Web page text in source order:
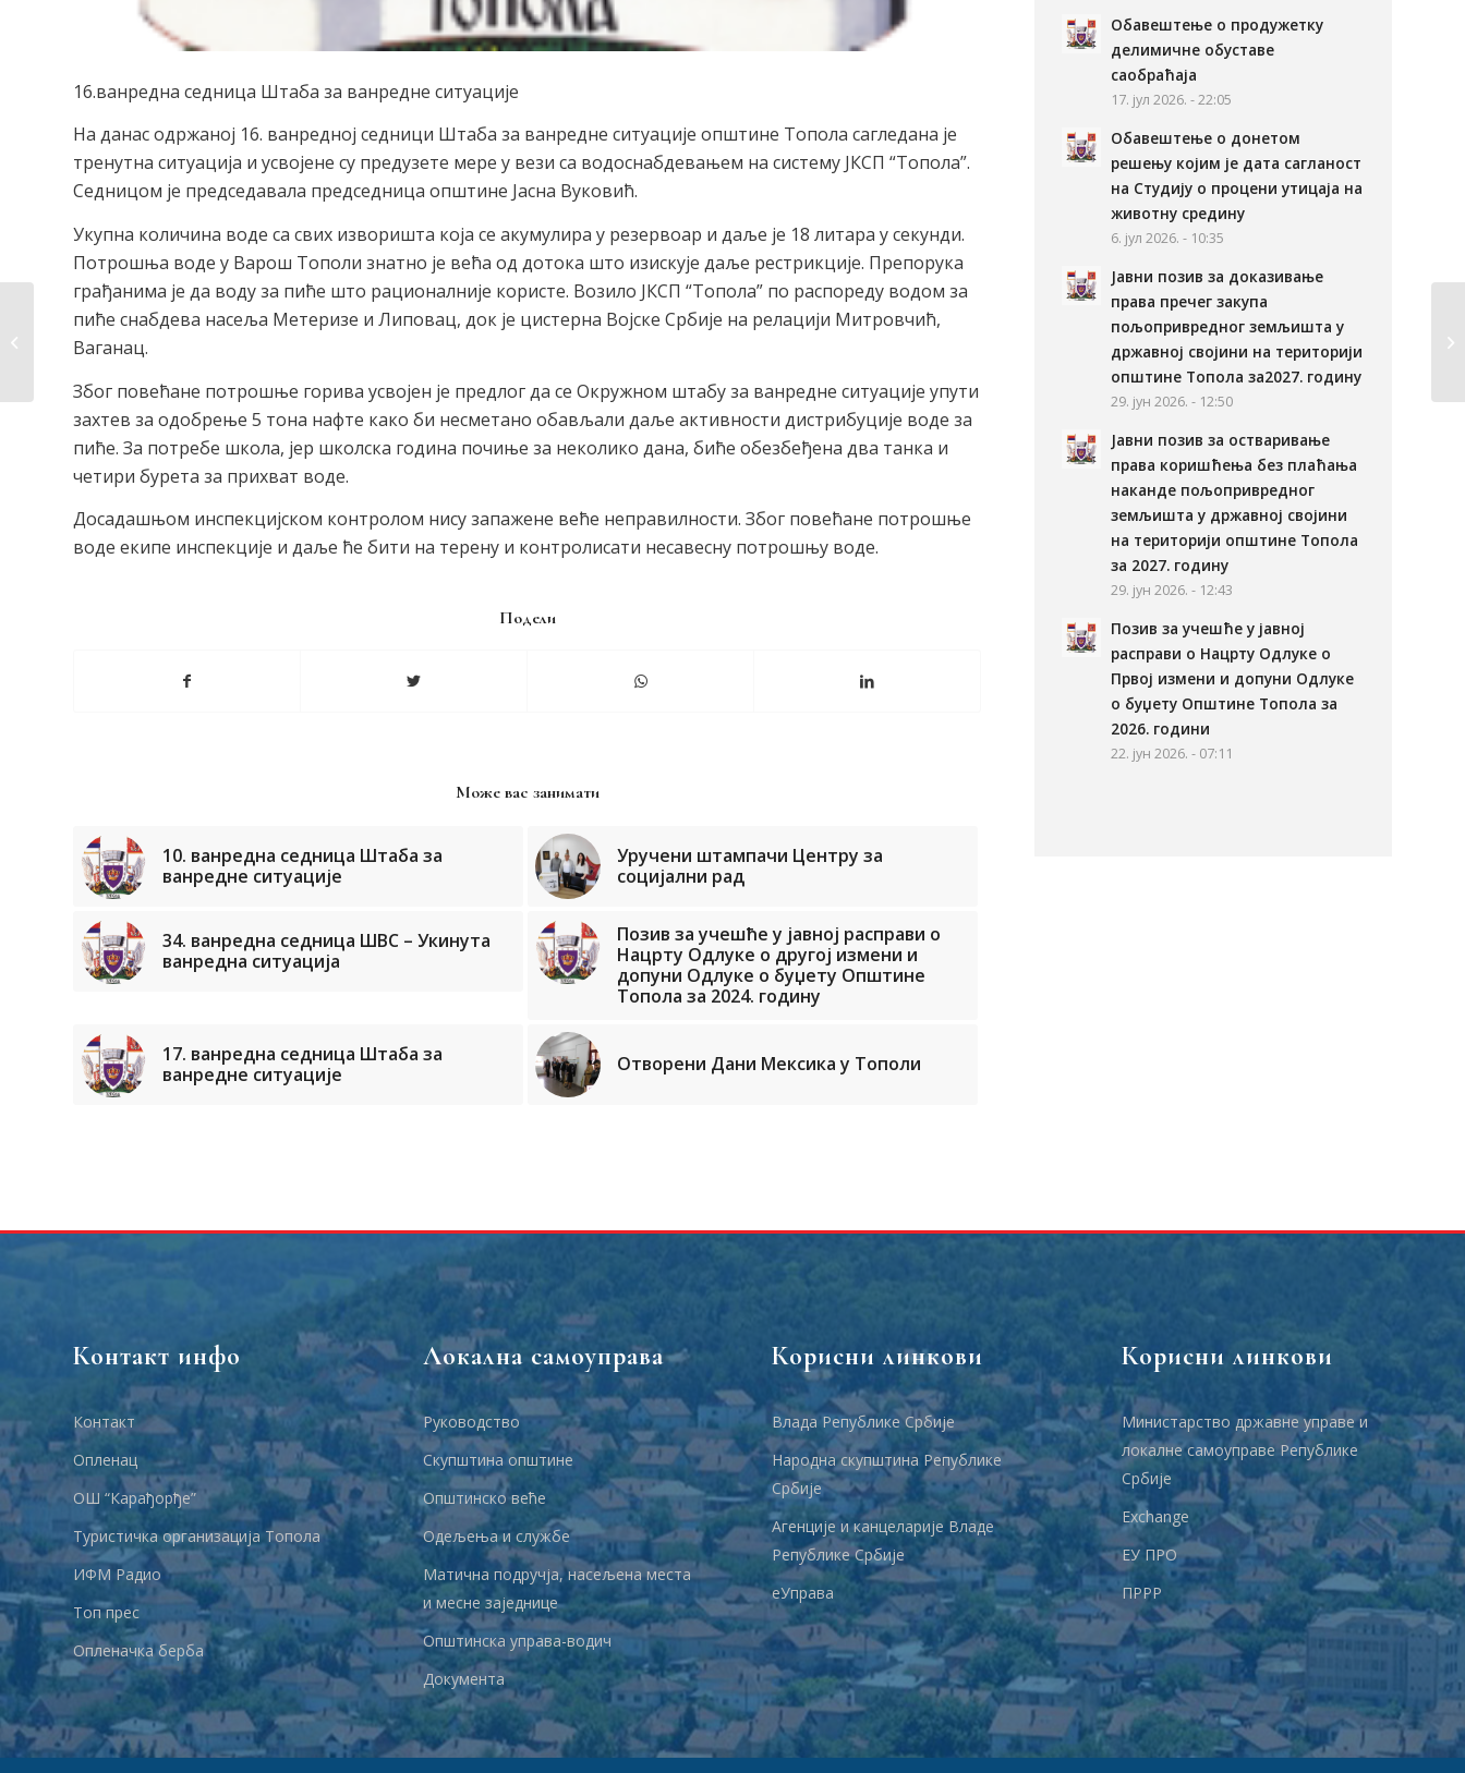
16.ванредна седница Штаба за ванредне ситуације
На данас одржаној 16. ванредној седници Штаба за ванредне ситуације општине Топола сагледана је
тренутна ситуација и усвојене су предузете мере у вези са водоснабдевањем на систему ЈКСП “Топола”.
Седницом је председавала председница општине Јасна Вуковић.
Укупна количина воде са свих изворишта која се акумулира у резервоар и даље је 18 литара у секунди.
Потрошња воде у Варош Тополи знатно је већа од дотока што изискује даље рестрикције. Препорука
грађанима је да воду за пиће што рационалније користе. Возило ЈКСП “Топола” по распореду водом за
пиће снабдева насеља Метеризе и Липовац, док је цистерна Војске Србије на релацији Митровчић,
Ваганац.
Због повећане потрошње горива усвојен је предлог да се Окружном штабу за ванредне ситуације упути
захтев за одобрење 5 тона нафте како би несметано обављали даље активности дистрибуције воде за
пиће. За потребе школа, јер школска година почиње за неколико дана, биће обезбеђена два танка и
четири бурета за прихват воде.
Досадашњом инспекцијском контролом нису запажене веће неправилности. Због повећане потрошње
воде екипе инспекције и даље ће бити на терену и контролисати несавесну потрошњу воде.
Подели
Може вас занимати
10. ванредна седница Штаба за
ванредне ситуације
Уручени штампачи Центру за
социјални рад
34. ванредна седница ШВС – Укинута
ванредна ситуација
Позив за учешће у јавној расправи о
Нацрту Одлуке о другој измени и
допуни Одлуке о буџету Општине
Топола за 2024. годину
17. ванредна седница Штаба за
ванредне ситуације
Отворени Дани Мексика у Тополи
Обавештење о продужетку
делимичне обуставе
саобраћаја
17. јул 2026. - 22:05
Обавештење о донетом
решењу којим је дата сагланост
на Студију о процени утицаја на
животну средину
6. јул 2026. - 10:35
Јавни позив за доказивање
права пречег закупа
пољопривредног земљишта у
државној својини на територији
општине Топола за2027. годину
29. јун 2026. - 12:50
Јавни позив за остваривање
права коришћења без плаћања
наканде пољопривредног
земљишта у државној својини
на територији општине Топола
за 2027. годину
29. јун 2026. - 12:43
Позив за учешће у јавној
расправи о Нацрту Одлуке о
Првој измени и допуни Одлуке
о буџету Општине Топола за
2026. години
22. јун 2026. - 07:11
Контакт инфо
Контакт
Опленац
ОШ “Карађорђе”
Туристичка организација Топола
ИФМ Радио
Топ прес
Опленачка берба
Локална самоуправа
Руководство
Скупштина општине
Општинско веће
Одељења и службе
Матична подручја, насељена места
и месне заједнице
Општинска управа-водич
Документа
Корисни линкови
Влада Републике Србије
Народна скупштина Републике
Србије
Агенције и канцеларије Владе
Републике Србије
еУправа
Корисни линкови
Министарство државне управе и
локалне самоуправе Републике
Србије
Еxchange
ЕУ ПРО
ПРРР
15.ванредна седница
Штаба за ванредне